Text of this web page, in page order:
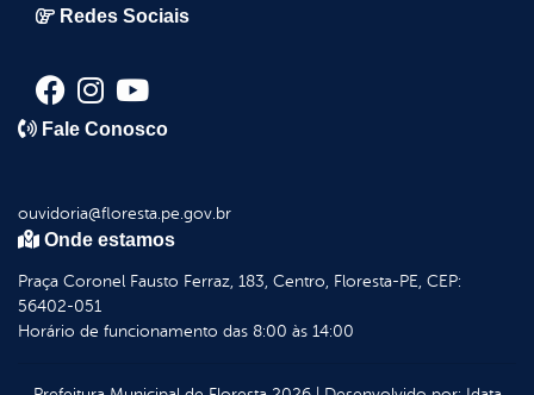
Redes Sociais
Fale Conosco
ouvidoria@floresta.pe.gov.br
Onde estamos
Praça Coronel Fausto Ferraz, 183, Centro, Floresta-PE, CEP:
56402-051
Horário de funcionamento das 8:00 às 14:00